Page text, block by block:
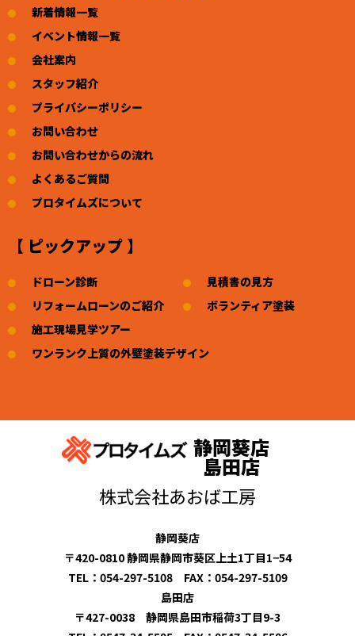
新着情報一覧
イベント情報一覧
会社案内
スタッフ紹介
プライバシーポリシー
お問い合わせ
お問い合わせからの流れ
よくあるご質問
プロタイムズについて
【 ピックアップ 】
ドローン診断
リフォームローンのご紹介
見積書の見方
ボランティア塗装
施工現場見学ツアー
ワンランク上質の外壁塗装デザイン
静岡葵店
島田店
株式会社あおば工房
静岡葵店
〒420-0810 静岡県静岡市葵区上土1丁目1−54
TEL：054-297-5108 FAX：054-297-5109
島田店
〒427-0038 静岡県島田市稲荷3丁目9-3